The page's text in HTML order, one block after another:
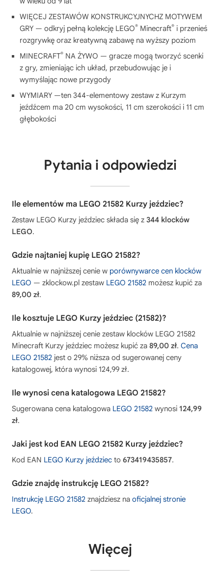
WIĘCEJ ZESTAWÓW KONSTRUKCYJNYCHZ MOTYWEM
GRY — odkryj pełną kolekcję LEGO® Minecraft® i przenieś
rozgrywkę oraz kreatywną zabawę na wyższy poziom
MINECRAFT® NA ŻYWO — gracze mogą tworzyć scenki
z gry, zmieniając ich układ, przebudowując je i
wymyślając nowe przygody
WYMIARY —ten 344-elementowy zestaw z Kurzym
jeźdźcem ma 20 cm wysokości, 11 cm szerokości i 11 cm
głębokości
Pytania i odpowiedzi
Ile elementów ma LEGO 21582 Kurzy jeździec?
Zestaw LEGO Kurzy jeździec składa się z 344 klocków
LEGO.
Gdzie najtaniej kupię LEGO 21582?
Aktualnie w najniższej cenie w porównywarce cen klocków
LEGO — zklockow.pl zestaw LEGO 21582 możesz kupić za
89,00 zł.
Ile kosztuje LEGO Kurzy jeździec (21582)?
Aktualnie w najniższej cenie zestaw klocków LEGO 21582
Minecraft Kurzy jeździec możesz kupić za 89,00 zł. Cena
LEGO 21582 jest o 29% niższa od sugerowanej ceny
katalogowej, która wynosi 124,99 zł.
Ile wynosi cena katalogowa LEGO 21582?
Sugerowana cena katalogowa LEGO 21582 wynosi 124,99
zł.
Jaki jest kod EAN LEGO 21582 Kurzy jeździec?
Kod EAN LEGO Kurzy jeździec to 673419435857.
Gdzie znajdę instrukcję LEGO 21582?
Instrukcję LEGO 21582 znajdziesz na oficjalnej stronie
LEGO.
Więcej